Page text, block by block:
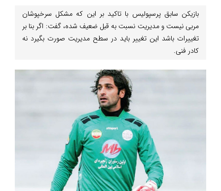
بازیکن سابق پرسپولیس با تاکید بر این که مشکل سرخپوشان
مربی نیست و مدیریت نسبت به قبل ضعیف شده، گفت: اگر بنا بر
تغییرات باشد این تغییر باید در سطح مدیریت صورت بگیرد نه
کادر فنی.